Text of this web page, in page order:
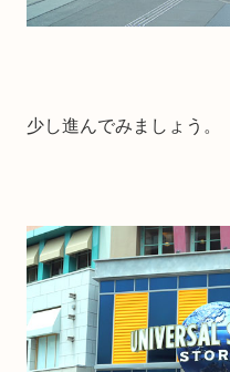
少し進んでみましょう。